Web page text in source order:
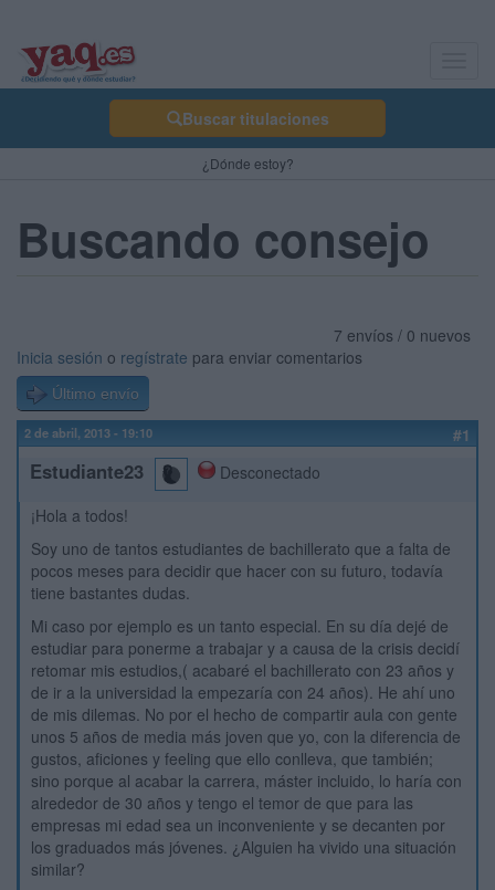
Buscar titulaciones
¿Dónde estoy?
Buscando consejo
7 envíos / 0 nuevos
Inicia sesión o regístrate para enviar comentarios
Último envío
2 de abril, 2013 - 19:10 #1
Estudiante23
Desconectado
¡Hola a todos!
Soy uno de tantos estudiantes de bachillerato que a falta de
pocos meses para decidir que hacer con su futuro, todavía
tiene bastantes dudas.
Mi caso por ejemplo es un tanto especial. En su día dejé de
estudiar para ponerme a trabajar y a causa de la crisis decidí
retomar mis estudios,( acabaré el bachillerato con 23 años y
de ir a la universidad la empezaría con 24 años). He ahí uno
de mis dilemas. No por el hecho de compartir aula con gente
unos 5 años de media más joven que yo, con la diferencia de
gustos, aficiones y feeling que ello conlleva, que también;
sino porque al acabar la carrera, máster incluido, lo haría con
alrededor de 30 años y tengo el temor de que para las
empresas mi edad sea un inconveniente y se decanten por
los graduados más jóvenes. ¿Alguien ha vivido una situación
similar?